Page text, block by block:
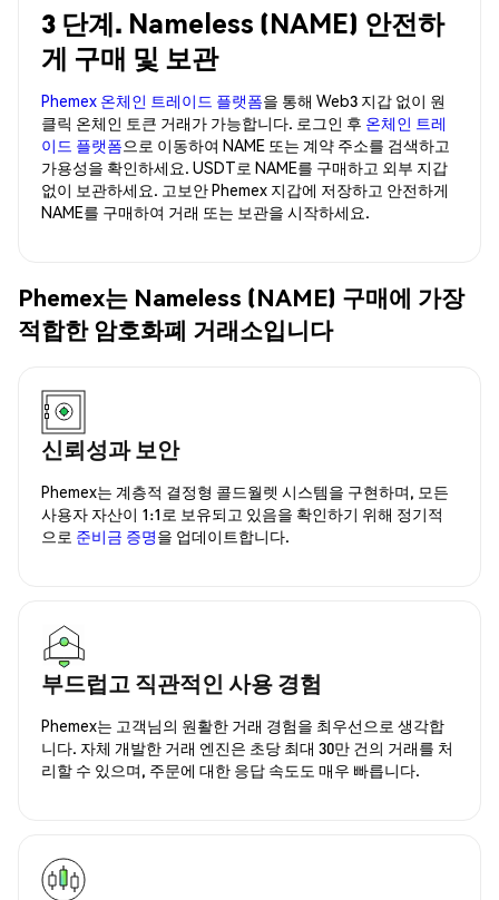
3 단계. Nameless (NAME) 안전하
게 구매 및 보관
Phemex 온체인 트레이드 플랫폼을 통해 Web3 지갑 없이 원
클릭 온체인 토큰 거래가 가능합니다. 로그인 후 온체인 트레
이드 플랫폼으로 이동하여 NAME 또는 계약 주소를 검색하고
가용성을 확인하세요. USDT로 NAME를 구매하고 외부 지갑
없이 보관하세요. 고보안 Phemex 지갑에 저장하고 안전하게
NAME를 구매하여 거래 또는 보관을 시작하세요.
Phemex는 Nameless (NAME) 구매에 가장
적합한 암호화폐 거래소입니다
신뢰성과 보안
Phemex는 계층적 결정형 콜드월렛 시스템을 구현하며, 모든
사용자 자산이 1:1로 보유되고 있음을 확인하기 위해 정기적
으로 준비금 증명을 업데이트합니다.
부드럽고 직관적인 사용 경험
Phemex는 고객님의 원활한 거래 경험을 최우선으로 생각합
니다. 자체 개발한 거래 엔진은 초당 최대 30만 건의 거래를 처
리할 수 있으며, 주문에 대한 응답 속도도 매우 빠릅니다.